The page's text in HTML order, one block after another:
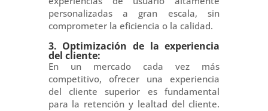
personalizadas a gran escala, sin
comprometer la eficiencia o la calidad.
3. Optimización de la experiencia
del cliente:
En un mercado cada vez más
competitivo, ofrecer una experiencia
del cliente superior es fundamental
para la retención y lealtad del cliente.